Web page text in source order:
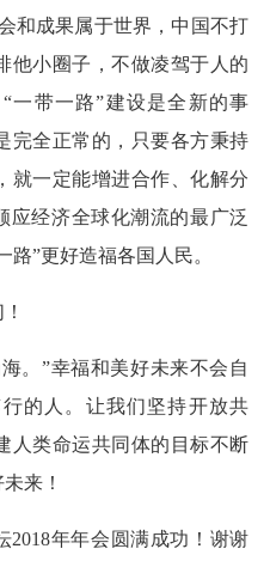
和成果属于世界，中国不打
他小圈子，不做凌驾于人的
一带一路”建设是全新的事
完全正常的，只要各方秉持
就一定能增进合作、化解分
应经济全球化潮流的最广泛
路”更好造福各国人民。
。”幸福和美好未来不会自
的人。让我们坚持开放共
人类命运共同体的目标不断
来！
2018年年会圆满成功！谢谢